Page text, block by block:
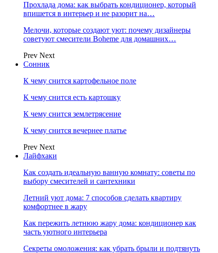
Прохлада дома: как выбрать кондиционер, который
впишется в интерьер и не разорит на…
Мелочи, которые создают уют: почему дизайнеры
советуют смесители Boheme для домашних…
Prev Next
Сонник
К чему снится картофельное поле
К чему снится есть картошку
К чему снится землетрясение
К чему снится вечернее платье
Prev Next
Лайфхаки
Как создать идеальную ванную комнату: советы по
выбору смесителей и сантехники
Летний уют дома: 7 способов сделать квартиру
комфортнее в жару
Как пережить летнюю жару дома: кондиционер как
часть уютного интерьера
Секреты омоложения: как убрать брыли и подтянуть